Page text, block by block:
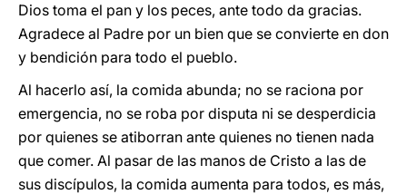
Dios toma el pan y los peces, ante todo da gracias.
Agradece al Padre por un bien que se convierte en don
y bendición para todo el pueblo.
Al hacerlo así, la comida abunda; no se raciona por
emergencia, no se roba por disputa ni se desperdicia
por quienes se atiborran ante quienes no tienen nada
que comer. Al pasar de las manos de Cristo a las de
sus discípulos, la comida aumenta para todos, es más,